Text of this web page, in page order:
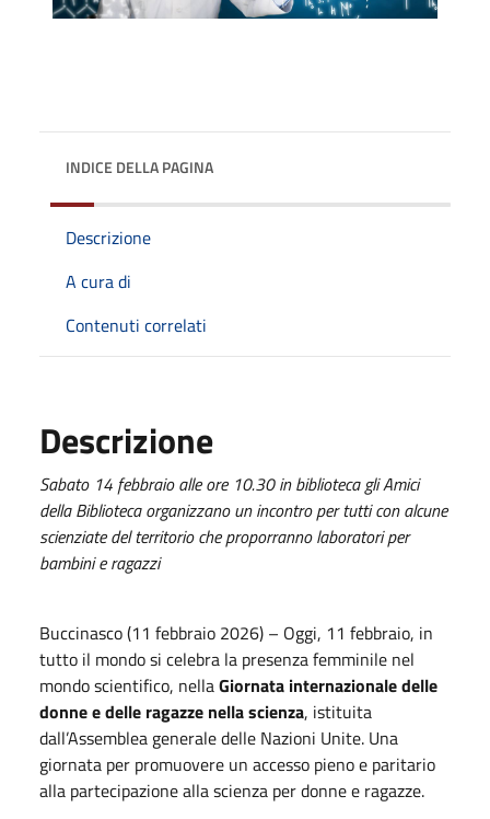
INDICE DELLA PAGINA
Descrizione
A cura di
Contenuti correlati
Descrizione
Sabato 14 febbraio alle ore 10.30 in biblioteca gli Amici
della Biblioteca organizzano un incontro per tutti con alcune
scienziate del territorio che proporranno laboratori per
bambini e ragazzi
Buccinasco (11 febbraio 2026) – Oggi, 11 febbraio, in
tutto il mondo si celebra la presenza femminile nel
mondo scientifico, nellaGiornata internazionale delle
donne e delle ragazze nella scienza, istituita
dall’Assemblea generale delle Nazioni Unite. Una
giornata per promuovere un accesso pieno e paritario
alla partecipazione alla scienza per donne e ragazze.